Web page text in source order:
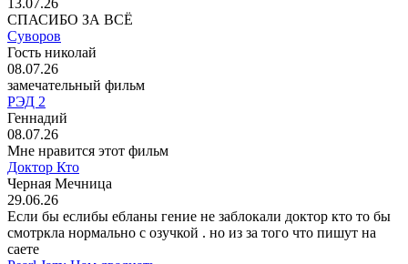
13.07.26
СПАСИБО ЗА ВСЁ
Суворов
Гость николай
08.07.26
замечательный фильм
РЭД 2
Геннадий
08.07.26
Мне нравится этот фильм
Доктор Кто
Черная Мечница
29.06.26
Если бы еслибы ебланы гение не заблокали доктор кто то бы
смотркла нормально с озучкой . но из за того что пишут на
саете